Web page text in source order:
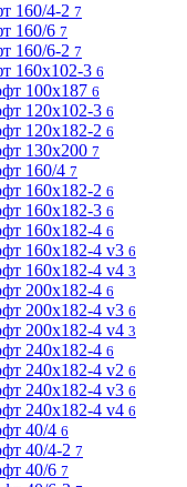
160/4-2 7
160/6 7
160/6-2 7
160х102-3 6
100х187 6
120х102-3 6
120х182-2 6
130х200 7
160/4 7
160х182-2 6
160х182-3 6
160х182-4 6
160х182-4 v3 6
160х182-4 v4 3
200х182-4 6
200х182-4 v3 6
200х182-4 v4 3
240х182-4 6
240х182-4 v2 6
240х182-4 v3 6
240х182-4 v4 6
40/4 6
40/4-2 7
40/6 7